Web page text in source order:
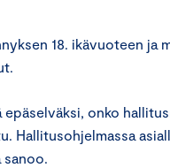
18. ikävuoteen ja
onko
Hallitusohjelmassa
sanoo.